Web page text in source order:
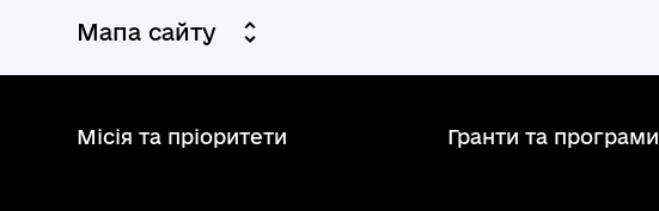
Мапа сайту
Місія та пріоритети Гранти та програми